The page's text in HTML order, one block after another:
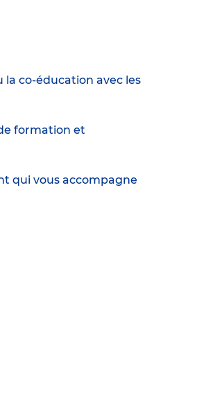
co-éducation avec les
formation et
qui vous accompagne